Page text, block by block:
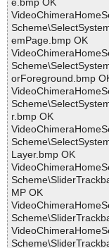
e.bmp OK
emPage.bmp OK
orForeground.bmp
r.bmp OK
Layer.bmp OK
MP OK